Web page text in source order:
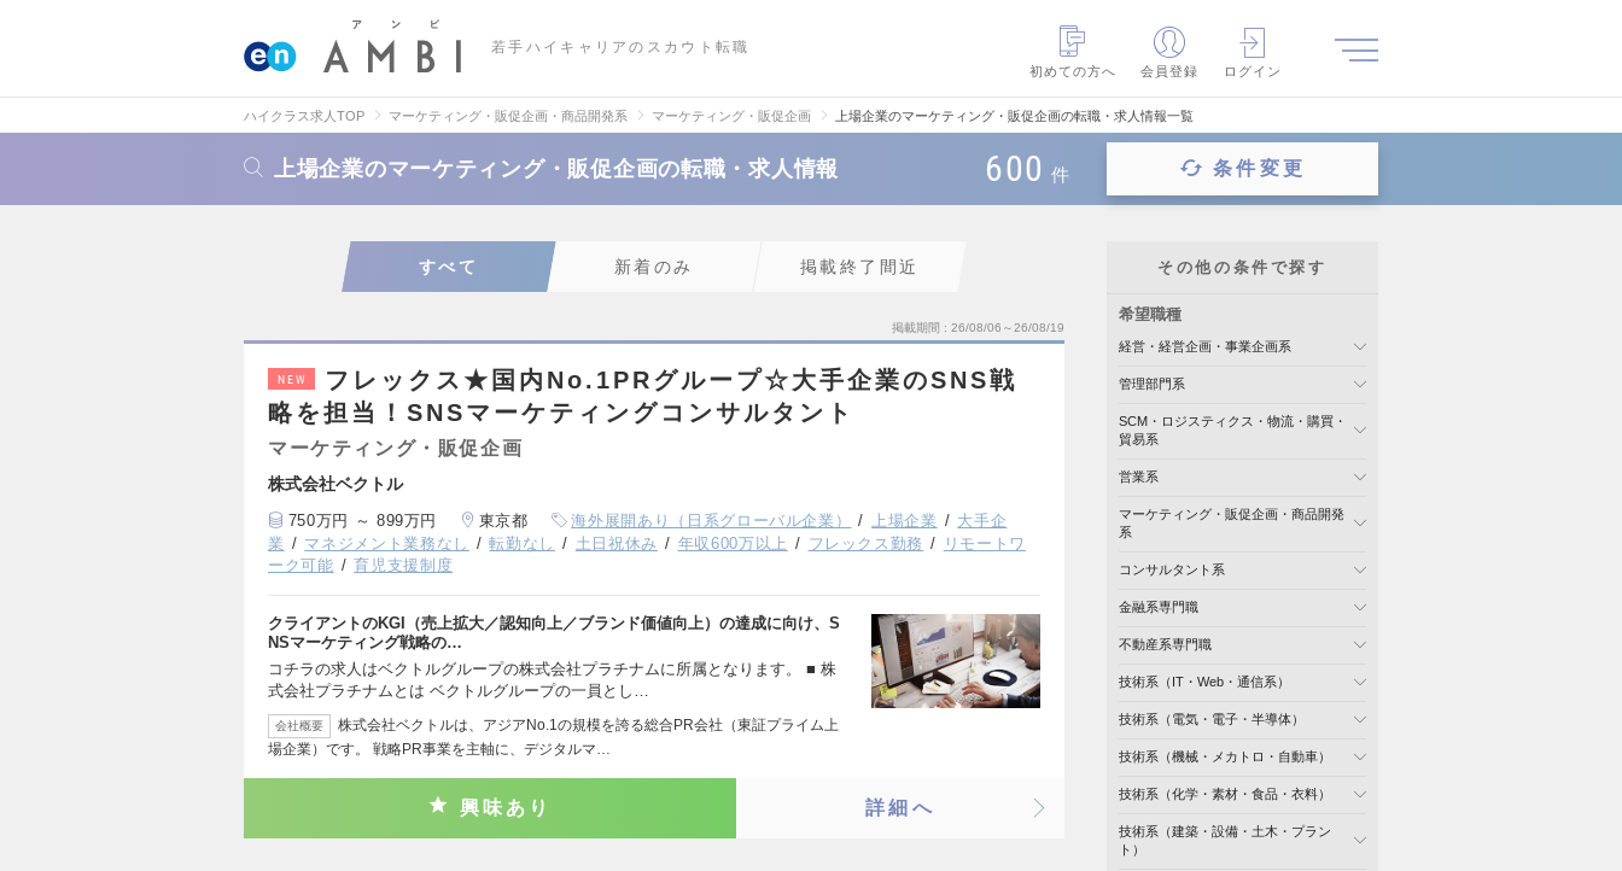
若手ハイキャリアのスカウト転職
初めての方へ
会員登録 ログイン
ハイクラス求人TOP マーケティング・販促企画・商品開発系 マーケティング・販促企画 上場企業のマーケティング・販促企画の転職・求人情報一覧
上場企業のマーケティング・販促企画の転職・求人情報 600 件 条件変更
すべて 新着のみ 掲載終了間近
掲載期間 26/08/06～26/08/19
NEW
フレックス★国内No.1PRグループ☆大手企業のSNS戦
略を担当！SNSマーケティングコンサルタント
マーケティング・販促企画
株式会社ベクトル
750万円 ～ 899万円 東京都 海外展開あり（日系グローバル企業） 上場企業
大手企
業
マネジメント業務なし 転勤なし 土日祝休み 年収600万以上 フレックス勤務
リモートワ
ーク可能
育児支援制度
クライアントのKGI（売上拡大／認知向上／ブランド価値向上）の達成に向け、S
NSマーケティング戦略の…
コチラの求人はベクトルグループの株式会社プラチナムに所属となります。 ■ 株
式会社プラチナムとは ベクトルグループの一員とし…
会社概要
株式会社ベクトルは、アジアNo.1の規模を誇る総合PR会社（東証プライム上
場企業）です。 戦略PR事業を主軸に、デジタルマ…
興味あり 詳細へ
その他の条件で探す
希望職種
経営・経営企画・事業企画系
管理部門系
SCM・ロジスティクス・物流・購買・
貿易系
営業系
マーケティング・販促企画・商品開発
系
コンサルタント系
金融系専門職
不動産系専門職
技術系（IT・Web・通信系）
技術系（電気・電子・半導体）
技術系（機械・メカトロ・自動車）
技術系（化学・素材・食品・衣料）
技術系（建築・設備・土木・プラン
ト）